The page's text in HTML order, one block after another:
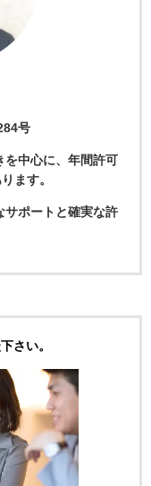
号
を中心に、年間許可
ます。
サポートと確実な許
さい。